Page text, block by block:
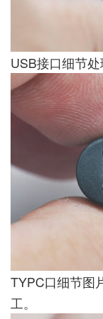
USB接口细节处
TYPC口细节图
工。